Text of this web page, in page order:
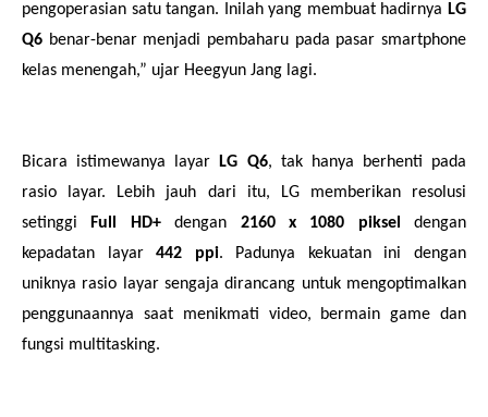
pengoperasian satu tangan. Inilah yang membuat hadirnya LG
Q6 benar-benar menjadi pembaharu pada pasar smartphone
kelas menengah,” ujar Heegyun Jang lagi.
Bicara istimewanya layar LG Q6, tak hanya berhenti pada
rasio layar. Lebih jauh dari itu, LG memberikan resolusi
setinggi
Full HD+dengan 2160 x 1080 piksel
dengan
kepadatan layar442 ppi. Padunya kekuatan ini dengan
uniknya rasio layar sengaja dirancang untuk mengoptimalkan
penggunaannya saat menikmati video, bermain game dan
fungsi multitasking.